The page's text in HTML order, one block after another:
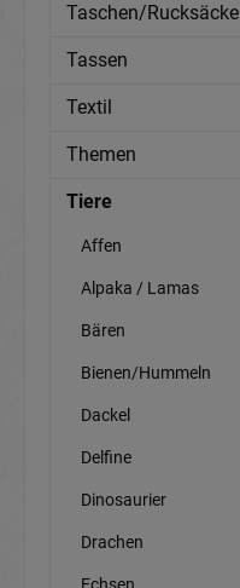
Taschen/Rucksäcke
Tassen
Textil
Themen
Tiere
Affen
Alpaka / Lamas
Bären
Bienen/Hummeln
Dackel
Delfine
Dinosaurier
Drachen